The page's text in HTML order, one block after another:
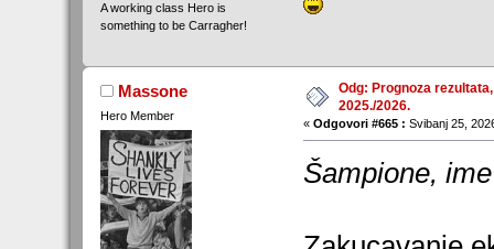
A working class Hero is
something to be Carragher!
Massone
Hero Member
Odg: Prognoza
2025./2026.
« Odgovori #665 : Svibanj 25,
Šampione,